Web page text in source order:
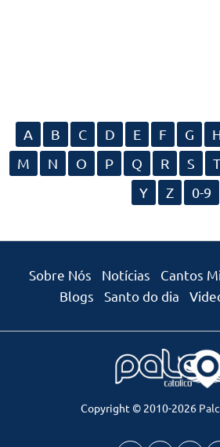
A B C D E F G
M
N O P Q R S T
Y
Z 0-9
Sobre Nós Notícias Cantos
Blogs
Santo do dia
Copyright © 2010-2026